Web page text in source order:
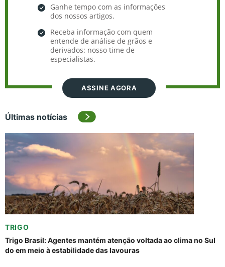
Ganhe tempo com as informações
dos nossos artigos.
Receba informação com quem
entende de análise de grãos e
derivados: nosso time de
especialistas.
ASSINE AGORA
Últimas notícias
TRIGO
Trigo Brasil: Agentes mantém atenção voltada ao clima no Sul
do em meio à estabilidade das lavouras